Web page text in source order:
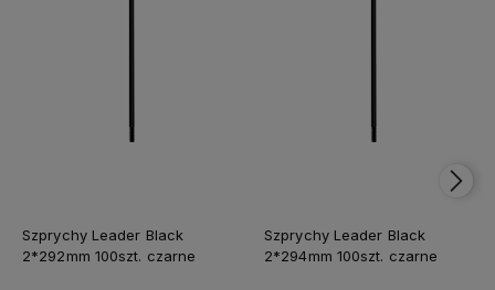
Szprychy Leader Black
2*292mm 100szt. czarne
Szprychy Leader Black
2*294mm 100szt. czarne